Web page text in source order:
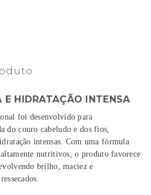
E HIDRATAÇÃO INTENSA
foi desenvolvido para
do couro cabeludo e dos fios,
intensas . Com uma fórmula
nutritivos, o produto favorece
brilho, maciez e